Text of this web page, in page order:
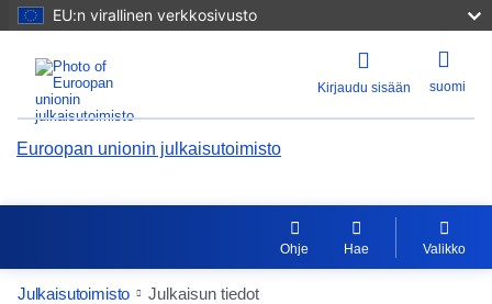
EU:n virallinen verkkosivusto
Kirjaudu sisään suomi
Euroopan unionin julkaisutoimisto
Ohje Hae Valikko
Julkaisutoimisto Julkaisun tiedot